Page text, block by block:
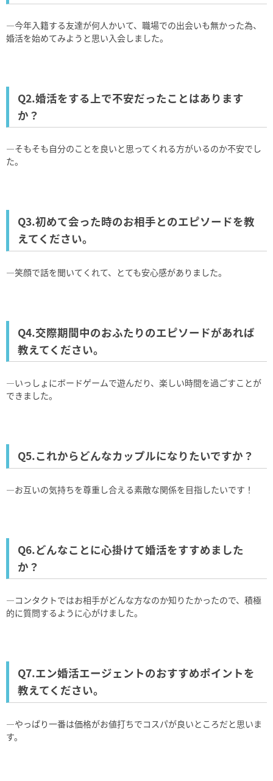
―今年入籍する友達が何人かいて、職場での出会いも無かった為、
婚活を始めてみようと思い入会しました。
Q2.婚活をする上で不安だったことはあります
か？
―そもそも自分のことを良いと思ってくれる方がいるのか不安でし
た。
Q3.初めて会った時のお相手とのエピソードを教
えてください。
―笑顔で話を聞いてくれて、とても安心感がありました。
Q4.交際期間中のおふたりのエピソードがあれば
教えてください。
―いっしょにボードゲームで遊んだり、楽しい時間を過ごすことが
できました。
Q5.これからどんなカップルになりたいですか？
―お互いの気持ちを尊重し合える素敵な関係を目指したいです！
Q6.どんなことに心掛けて婚活をすすめました
か？
―コンタクトではお相手がどんな方なのか知りたかったので、積極
的に質問するように心がけました。
Q7.エン婚活エージェントのおすすめポイントを
教えてください。
―やっぱり一番は価格がお値打ちでコスパが良いところだと思いま
す。